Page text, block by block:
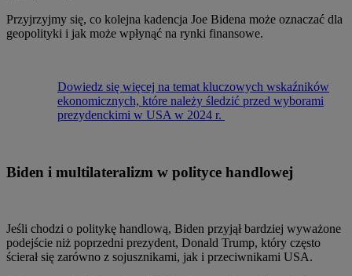
Przyjrzyjmy się, co kolejna kadencja Joe Bidena może oznaczać dla
geopolityki i jak może wpłynąć na rynki finansowe.
Dowiedz się więcej na temat kluczowych wskaźników
ekonomicznych, które należy śledzić przed wyborami
prezydenckimi w USA w 2024 r.
Biden i multilateralizm w polityce handlowej
Jeśli chodzi o politykę handlową, Biden przyjął bardziej wyważone
podejście niż poprzedni prezydent, Donald Trump, który często
ścierał się zarówno z sojusznikami, jak i przeciwnikami USA.